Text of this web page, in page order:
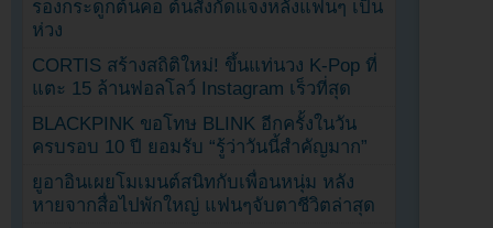
รองกระดูกต้นคอ ต้นสังกัดแจงหลังแฟนๆ เป็น
ห่วง
CORTIS สร้างสถิติใหม่! ขึ้นแท่นวง K-Pop ที่
แตะ 15 ล้านฟอลโลว์ Instagram เร็วที่สุด
BLACKPINK ขอโทษ BLINK อีกครั้งในวัน
ครบรอบ 10 ปี ยอมรับ “รู้ว่าวันนี้สำคัญมาก”
ยูอาอินเผยโมเมนต์สนิทกับเพื่อนหนุ่ม หลัง
หายจากสื่อไปพักใหญ่ แฟนๆจับตาชีวิตล่าสุด